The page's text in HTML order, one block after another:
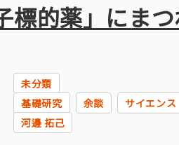
標的薬」にま
未分類
基礎研究 余談 サイエンス
河邊 拓己